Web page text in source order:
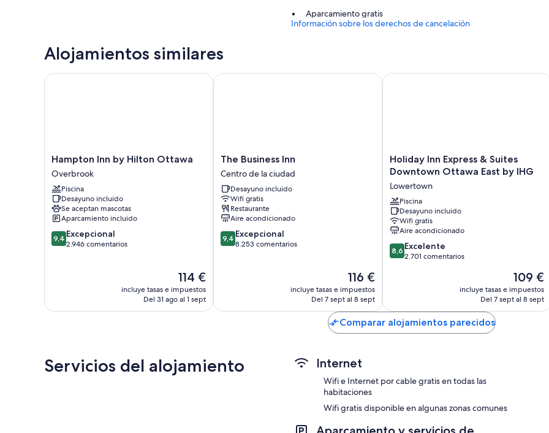
Aparcamiento gratis
Un punto de recarga para coches, un servicio de recepción las
Características de la habitación
Colchones con acolchado adicional y camas supletorias (de pago)
Baños con duchas y bañeras combinadas y secadores de pelo
Televisiones LCD de 27 pulgadas con canales por cable
Frigoríficos, microondas y cafeteras y teteras
Información sobre los derechos de cancelación
Alojamientos similares
Hampton
Inn
by
Hilton
Ottawa
Overbrook
Hampton Inn by Hilton Ottawa
Overbrook
Piscina
Desayuno incluido
Se aceptan mascotas
Aparcamiento incluido
9.4
sobre
9,4 Excepcional
2.946 comentarios
El
precio
actual
114 €
incluye tasas e impuestos
Del 31 ago al 1 sept
Hampton Inn by Hilton Ottawa
The
Business
Inn
Centro
de
la
ciudad
The Business Inn
Centro de la ciudad
Desayuno incluido
Wifi gratis
Restaurante
Aire acondicionado
9.4
sobre
9,4 Excepcional
8.253 comentarios
El
precio
actual
de
116 €
116 €
incluye tasas e impuestos
Del 7 sept al 8 sept
The Business Inn
Holiday
Inn
&
Suites
Downtown
Ottawa
East
by
IHG
Holiday Inn Express & Suites
Downtown Ottawa East by IHG
Lowertown
Piscina
Desayuno incluido
Wifi gratis
Aire acondicionado
8.6
sobre
8,6 Excelente
2.701 comentarios
El
precio
actual
109 €
incluye tasas e impuestos
Del 7 sept al 8 sept
Holiday Inn Express & Suites
Comparar alojamientos parecidos
Servicios del alojamiento Internet
Wifi e Internet por cable gratis en todas las
habitaciones
Wifi gratis disponible en algunas zonas comunes